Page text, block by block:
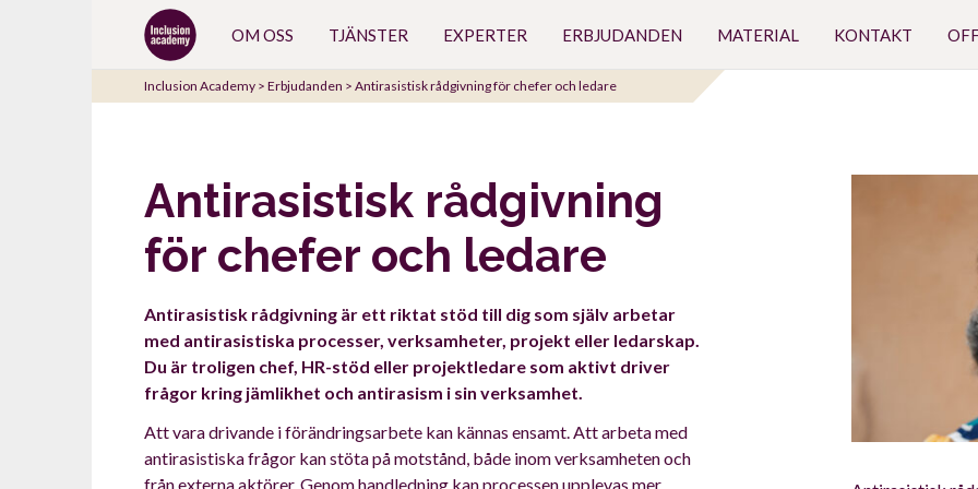
OM OSS TJÄNSTER EXPERTER ERBJUDANDEN MATERIAL KONTAKT
Inclusion Academy > Erbjudanden > Antirasistisk rådgivning för chefer och ledare
Antirasistisk rådgivning
för chefer och ledare
Antirasistisk rådgivning är ett riktat stöd till dig som själv arbetar
med antirasistiska processer, verksamheter, projekt eller ledarskap.
Du är troligen chef, HR-stöd eller projektledare som aktivt driver
frågor kring jämlikhet och antirasism i sin verksamhet.
Att vara drivande i förändringsarbete kan kännas ensamt. Att arbeta med
antirasistiska frågor kan stöta på motstånd, både inom verksamheten och
från externa aktörer. Genom handledning kan processen upplevas mer